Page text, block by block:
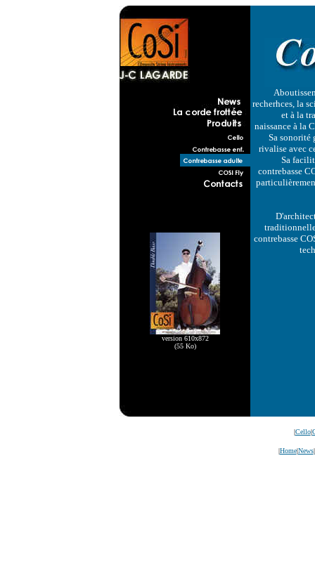
recherhces, la
et à la
naissance à la
Sa sonorité
rivalise avec
Sa
contrebasse
contrebasse
version 610x872
(55 Ko)
|Cello|
|Home|News|